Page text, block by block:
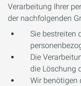
Verarbeitung Ihrer
der nachfolgenden
Sie bestreiten
Die
die Löschung
Wir benötigen